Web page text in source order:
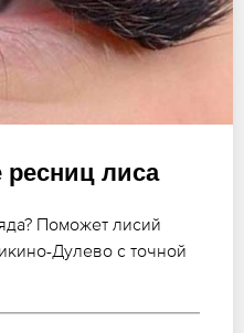
лиса
Поможет лисий
Дулево с точной